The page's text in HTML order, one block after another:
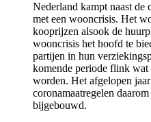
Nederland kampt naast de
met een wooncrisis. Het
kooprijzen alsook de
wooncrisis het hoofd te
partijen in hun
komende periode flink
worden. Het afgelopen
coronamaatregelen
bijgebouwd.